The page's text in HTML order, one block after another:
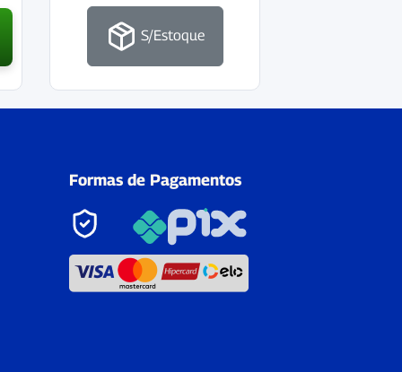
S/Estoque
Formas de Pagamentos